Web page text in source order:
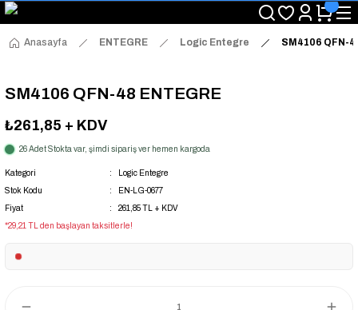
"Saat 14:00'a Kadar Verilen Siparişlerde Aynı Gün Kargo Avantajı!
"Binlerce Ürün Çeşitliliği ile Stoktan Hemen Teslim."
"Toptan Fiyatına Perakende Satış Avantajını Kaçırmayın!"
Anasayfa ENTEGRE Logic Entegre SM4106 QFN-
SM4106 QFN-48 ENTEGRE
₺261,85 + KDV
26 Adet Stokta var, şimdi sipariş ver hemen kargoda
Kategori
Logic Entegre
Stok Kodu
EN-LG-0677
Fiyat
261,85 TL + KDV
*29,21 TL den başlayan taksitlerle!